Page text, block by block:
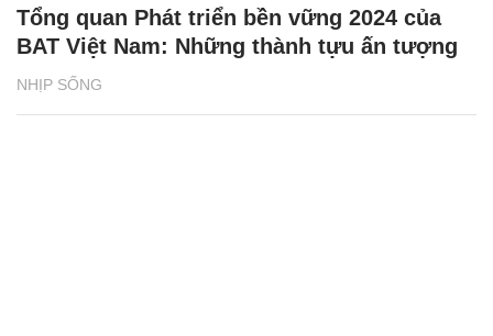
NHỊP SỐNG
Tổng quan Phát triển bền vững 2024 của
BAT Việt Nam: Những thành tựu ấn tượng